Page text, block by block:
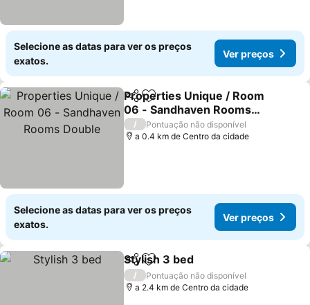
Selecione as datas para ver os preços
exatos.
Ver preços
PartilharAdicionar aos favoritos
Properties Unique / Room
06 - Sandhaven Rooms
Double
Ver preços
/
Pontuação não disponível
a 0.4 km de Centro da cidade
Selecione as datas para ver os preços
exatos.
Ver preços
PartilharAdicionar aos favoritos
Stylish 3 bed
/
Pontuação não disponível
a 2.4 km de Centro da cidade